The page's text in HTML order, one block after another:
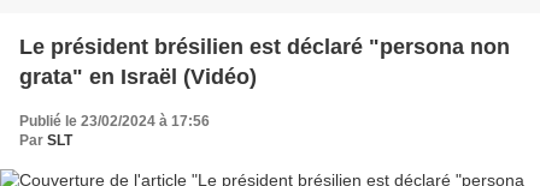
Le président brésilien est déclaré "persona non
grata" en Israël (Vidéo)
Publié le 23/02/2024 à 17:56
Par SLT